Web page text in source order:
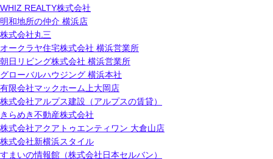
WHIZ REALTY株式会社
明和地所の仲介 横浜店
株式会社丸三
オークラヤ住宅株式会社 横浜営業所
朝日リビング株式会社 横浜営業所
グローバルハウジング 横浜本社
有限会社マックホーム上大岡店
株式会社アルプス建設（アルプスの賃貸）
きらめき不動産株式会社
株式会社アクアトゥエンティワン 大倉山店
株式会社新横浜スタイル
すまいの情報館（株式会社日本セルバン）